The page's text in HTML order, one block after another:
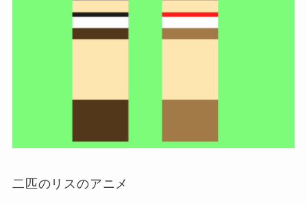
二匹のリスのアニメ